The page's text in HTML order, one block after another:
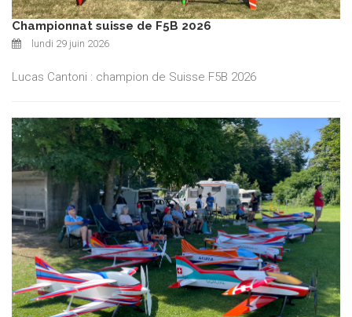
Championnat suisse de F5B 2026
lundi 29 juin 2026
Lucas Cantoni : champion de Suisse F5B 2026